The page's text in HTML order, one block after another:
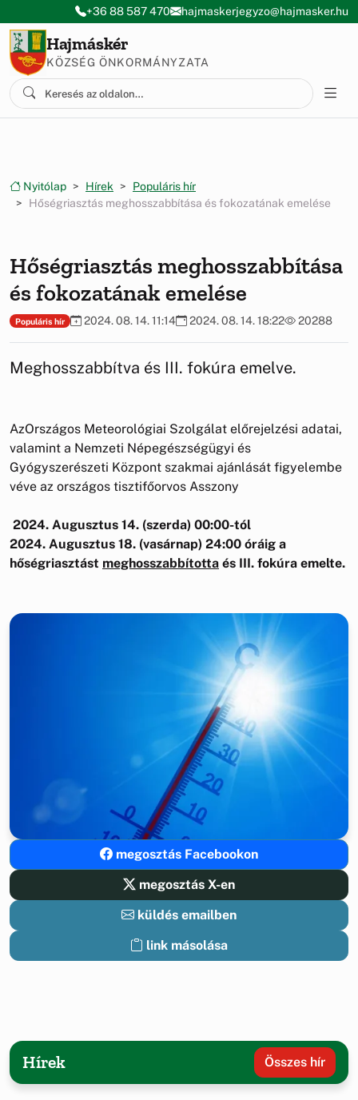
Ugrás a menüre
Ugrás a tartalomra
+36 88 587 470 hajmaskerjegyzo@hajmasker.hu
Hajmáskér
KÖZSÉG ÖNKORMÁNYZATA
Nyitólap Hírek
Populáris hír
Hőségriasztás meghosszabbítása és fokozatának emelése
Hőségriasztás meghosszabbítása
és fokozatának emelése
Populáris hír 2024. 08. 14. 11:14 2024. 08. 14. 18:22 20288
Meghosszabbítva és III. fokúra emelve.
AzOrszágos Meteorológiai Szolgálat előrejelzési adatai,
valamint a Nemzeti Népegészségügyi és
Gyógyszerészeti Központ szakmai ajánlását figyelembe
véve az országos tisztifőorvos Asszony
2024. Augusztus 14. (szerda) 00:00-tól
2024. Augusztus 18. (vasárnap) 24:00 óráig a
hőségriasztást meghosszabbította és III. fokúra emelte.
megosztás Facebookon
megosztás X-en
küldés emailben
link másolása
Hírek Összes hír